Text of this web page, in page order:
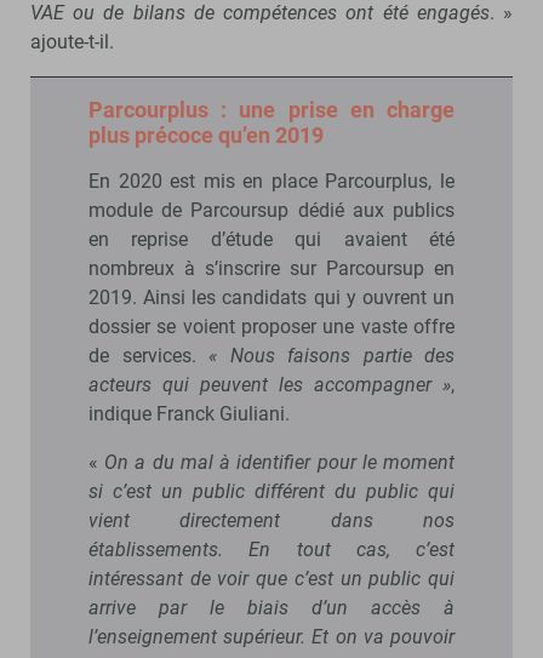
VAE ou de bilans de compétences ont été engagés. »
ajoute-t-il.
Parcourplus : une prise en charge
plus précoce qu’en 2019
En 2020 est mis en place Parcourplus, le
module de Parcoursup dédié aux publics
en reprise d’étude qui avaient été
nombreux à s’inscrire sur Parcoursup en
2019. Ainsi les candidats qui y ouvrent un
dossier se voient proposer une vaste offre
de services. « Nous faisons partie des
acteurs qui peuvent les accompagner »,
indique Franck Giuliani.
« On a du mal à identifier pour le moment
si c’est un public différent du public qui
vient directement dans nos
établissements. En tout cas, c’est
intéressant de voir que c’est un public qui
arrive par le biais d’un accès à
l’enseignement supérieur. Et on va pouvoir